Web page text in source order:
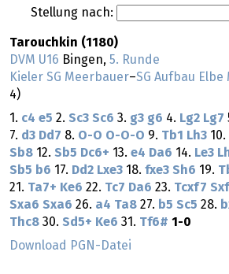
Stellung nach:
Tarouchkin (1180)
DVM U16 Bingen, 5. Runde
Kieler SG Meerbauer–SG Aufbau
4)
1. c4 e5 2. Sc3 Sc6 3. g3 g6 4. Lg2 Lg7
7. d3 Dd7 8. O-O O-O-O 9. Tb1 Lh3 10.
Sb8 12. Sb5 Dc6+ 13. e4 Da6 14. Le3
Sb5 b6 17. Dd2 Lxe3 18. fxe3 Sh6 19.
21. Ta7+ Ke6 22. Tc7 Da6 23. Tcxf7
Sxa6 Sxa6 26. a4 Ta8 27. b5 Sc5 28.
Thc8 30. Sd5+ Ke6 31. Tf6# 1-0
Download PGN-Datei